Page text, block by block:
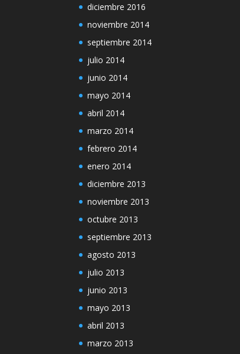
diciembre 2016
noviembre 2014
septiembre 2014
julio 2014
junio 2014
mayo 2014
abril 2014
marzo 2014
febrero 2014
enero 2014
diciembre 2013
noviembre 2013
octubre 2013
septiembre 2013
agosto 2013
julio 2013
junio 2013
mayo 2013
abril 2013
marzo 2013